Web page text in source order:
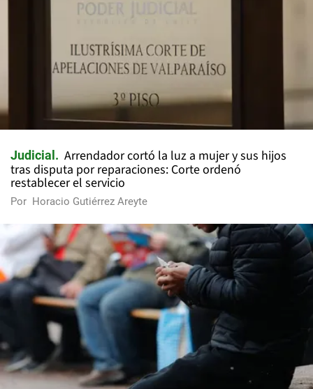
Judicial
Arrendador cortó la luz a mujer y sus hijos
tras disputa por reparaciones: Corte ordenó
restablecer el servicio
Por Horacio Gutiérrez Areyte